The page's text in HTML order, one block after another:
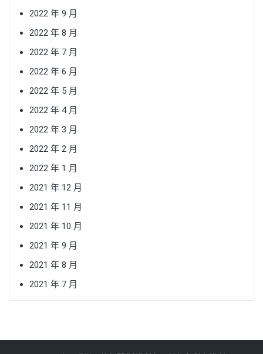
2022 年 9 月
2022 年 8 月
2022 年 7 月
2022 年 6 月
2022 年 5 月
2022 年 4 月
2022 年 3 月
2022 年 2 月
2022 年 1 月
2021 年 12 月
2021 年 11 月
2021 年 10 月
2021 年 9 月
2021 年 8 月
2021 年 7 月